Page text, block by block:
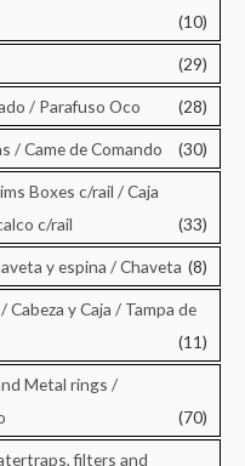
(10)
(29)
/ Parafuso Oco (28)
/ Came de Comando (30)
Boxes c/rail / Caja
c/rail
(33)
y espina / Chaveta (8)
y Caja / Tampa de
(11)
Metal rings /
(70)
filters and